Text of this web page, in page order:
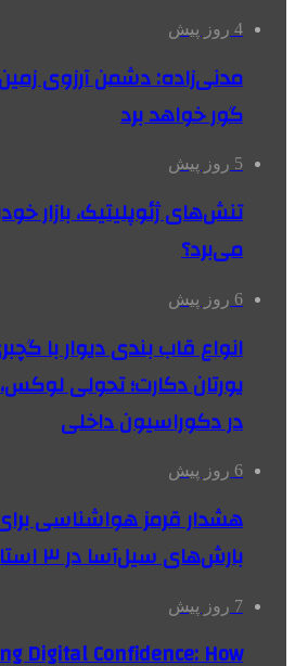
4 روز پیش
مدنی‌زاده: دشمن آرزوی
گور خواهد برد
5 روز پیش
تنش‌های ژئوپلیتیک، بازار
می‌برد؟
6 روز پیش
انواع قاب بندی دیوار با
یورتان دکارت؛ تحولی
در دکوراسیون داخلی
6 روز پیش
بارش‌های سیل‌آسا در ۳ استان
7 روز پیش
Digital Confidence: How